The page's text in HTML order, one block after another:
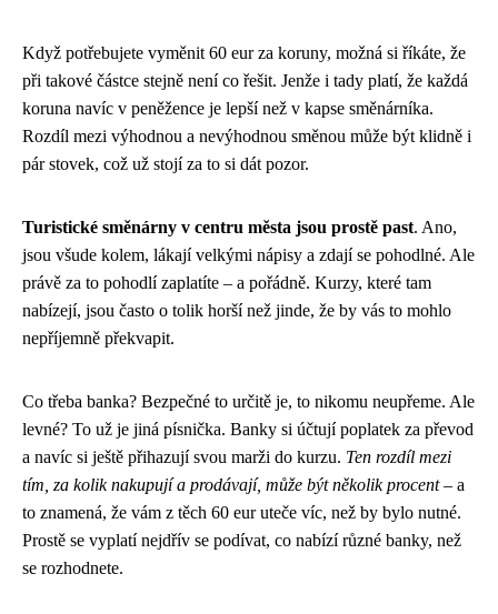
Když potřebujete vyměnit 60 eur za koruny, možná si říkáte, že
při takové částce stejně není co řešit. Jenže i tady platí, že každá
koruna navíc v peněžence je lepší než v kapse směnárníka.
Rozdíl mezi výhodnou a nevýhodnou směnou může být klidně i
pár stovek, což už stojí za to si dát pozor.
Turistické směnárny v centru města jsou prostě past. Ano,
jsou všude kolem, lákají velkými nápisy a zdají se pohodlné. Ale
právě za to pohodlí zaplatíte – a pořádně. Kurzy, které tam
nabízejí, jsou často o tolik horší než jinde, že by vás to mohlo
nepříjemně překvapit.
Co třeba banka? Bezpečné to určitě je, to nikomu neupřeme. Ale
levné? To už je jiná písnička. Banky si účtují poplatek za převod
a navíc si ještě přihazují svou marži do kurzu. Ten rozdíl mezi
tím, za kolik nakupují a prodávají, může být několik procent– a
to znamená, že vám z těch 60 eur uteče víc, než by bylo nutné.
Prostě se vyplatí nejdřív se podívat, co nabízí různé banky, než
se rozhodnete.